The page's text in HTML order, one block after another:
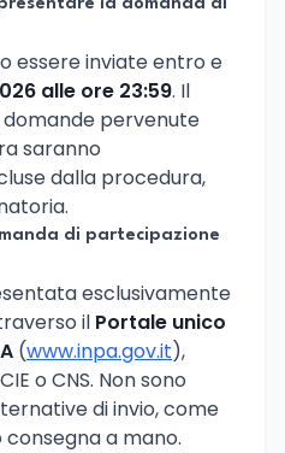
la domanda di
essere inviate entro e
alle ore 23:59. Il
pervenute
saranno
dalla procedura,
di partecipazione
esclusivamente
il Portale unico
(www.inpa.gov.it),
o CNS. Non sono
di invio, come
a mano.